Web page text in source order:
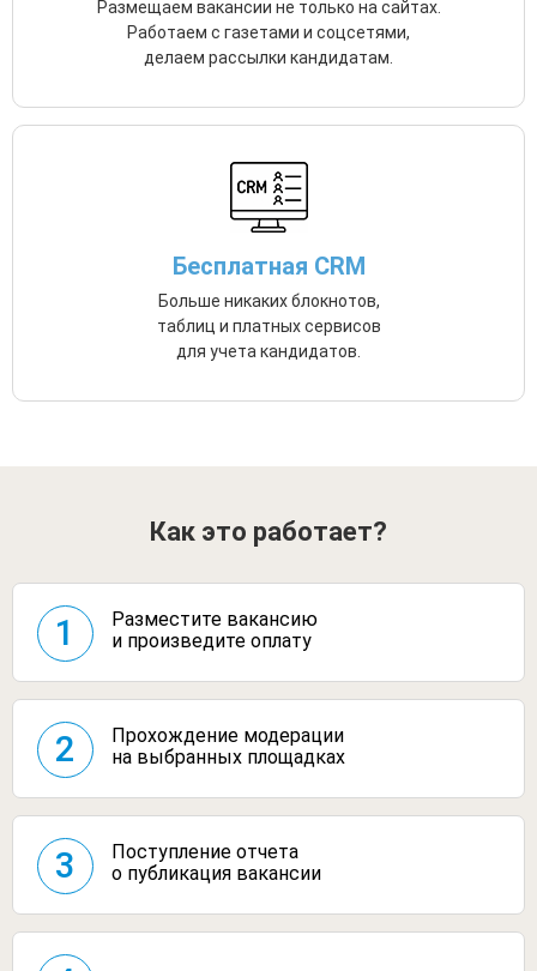
Размещаем вакансии не только на сайтах.
Работаем с газетами и соцсетями,
делаем рассылки кандидатам.
Бесплатная CRM
Больше никаких блокнотов,
таблиц и платных сервисов
для учета кандидатов.
Как это работает?
1
Разместите вакансию
и произведите оплату
2
Прохождение модерации
на выбранных площадках
3
Поступление отчета
о публикация вакансии